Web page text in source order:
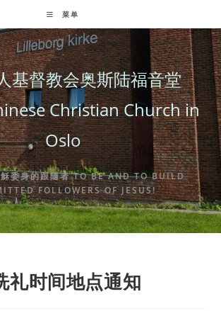
菜单
基督教会奥斯陆福音堂
Christian Church in
Oslo
委身的跟隨者 TO BE AND TO BUILD
FOLLOWERS OF JESUS!
礼时间地点通知